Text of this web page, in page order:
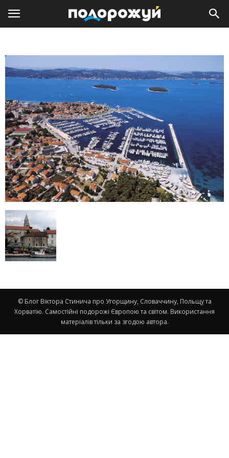
© Блог Віктора Стинича про Угорщину, Словаччину, Польщу та
Хорватію. Самостійні подорожі Європою та світом. Використання
матеріалів тільки за згодою автора.